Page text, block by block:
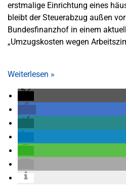
erstmalige Einrichtung eines
bleibt der Steuerabzug außen
Bundesfinanzhof in einem
„Umzugskosten wegen
Weiterlesen »